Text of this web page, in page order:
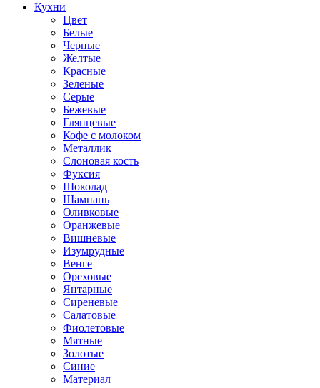
Кухни
Цвет
Белые
Черные
Желтые
Красные
Зеленые
Серые
Бежевые
Глянцевые
Кофе с молоком
Металлик
Слоновая кость
Фуксия
Шоколад
Шампань
Оливковые
Оранжевые
Вишневые
Изумрудные
Венге
Ореховые
Янтарные
Сиреневые
Салатовые
Фиолетовые
Мятные
Золотые
Синие
Материал